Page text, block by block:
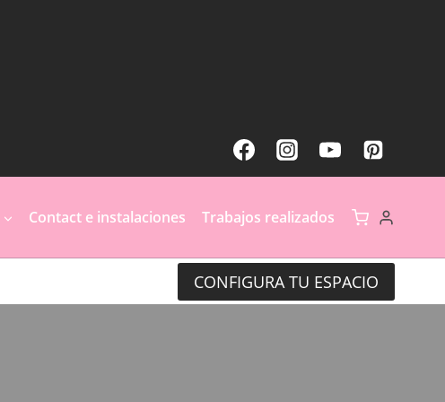
Contact e instalaciones Trabajos realizados
CONFIGURA TU ESPACIO